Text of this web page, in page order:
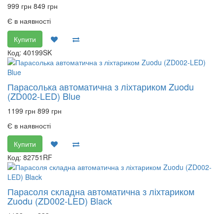
999 грн 849 грн
Є в наявності
Купити
Код: 40199SK
Парасолька автоматична з ліхтариком Zuodu
(ZD002-LED) Blue
1199 грн 899 грн
Є в наявності
Купити
Код: 82751RF
Парасоля складна автоматична з ліхтариком
Zuodu (ZD002-LED) Black